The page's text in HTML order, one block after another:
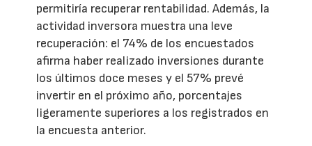
permitiría recuperar rentabilidad. Además, la
actividad inversora muestra una leve
recuperación: el 74% de los encuestados
afirma haber realizado inversiones durante
los últimos doce meses y el 57% prevé
invertir en el próximo año, porcentajes
ligeramente superiores a los registrados en
la encuesta anterior.